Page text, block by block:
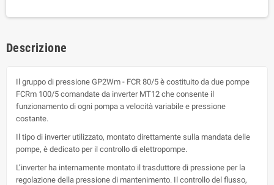
Descrizione
Il gruppo di pressione GP2Wm - FCR 80/5 è costituito da due pompe
FCRm 100/5 comandate da inverter MT12 che consente il
funzionamento di ogni pompa a velocità variabile e pressione
costante.
Il tipo di inverter utilizzato, montato direttamente sulla mandata delle
pompe, è dedicato per il controllo di elettropompe.
L’inverter ha internamente montato il trasduttore di pressione per la
regolazione della pressione di mantenimento. Il controllo del flusso,